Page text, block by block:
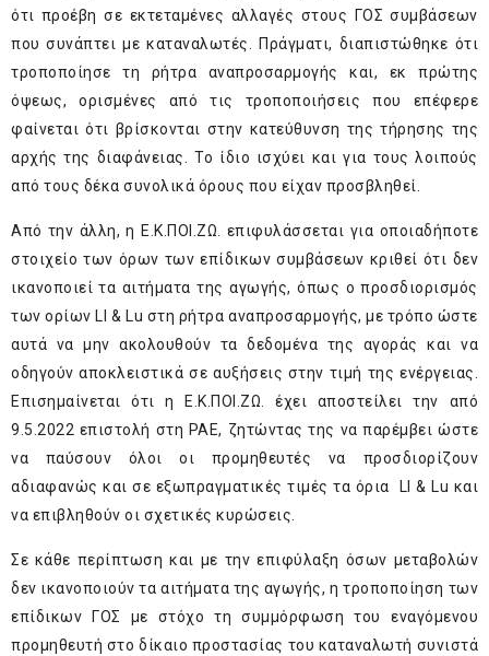
ότι προέβη σε εκτεταμένες αλλαγές στους ΓΟΣ συμβάσεων
που συνάπτει με καταναλωτές. Πράγματι, διαπιστώθηκε ότι
τροποποίησε τη ρήτρα αναπροσαρμογής και, εκ πρώτης
όψεως, ορισμένες από τις τροποποιήσεις που επέφερε
φαίνεται ότι βρίσκονται στην κατεύθυνση της τήρησης της
αρχής της διαφάνειας. Το ίδιο ισχύει και για τους λοιπούς
από τους δέκα συνολικά όρους που είχαν προσβληθεί.
Από την άλλη, η Ε.Κ.ΠΟΙ.ΖΩ. επιφυλάσσεται για οποιαδήποτε
στοιχείο των όρων των επίδικων συμβάσεων κριθεί ότι δεν
ικανοποιεί τα αιτήματα της αγωγής, όπως ο προσδιορισμός
των ορίων Ll & Lu στη ρήτρα αναπροσαρμογής, με τρόπο ώστε
αυτά να μην ακολουθούν τα δεδομένα της αγοράς και να
οδηγούν αποκλειστικά σε αυξήσεις στην τιμή της ενέργειας.
Επισημαίνεται ότι η Ε.Κ.ΠΟΙ.ΖΩ. έχει αποστείλει την από
9.5.2022 επιστολή στη ΡΑΕ, ζητώντας της να παρέμβει ώστε
να παύσουν όλοι οι προμηθευτές να προσδιορίζουν
αδιαφανώς και σε εξωπραγματικές τιμές τα όρια Ll & Lu και
να επιβληθούν οι σχετικές κυρώσεις.
Σε κάθε περίπτωση και με την επιφύλαξη όσων μεταβολών
δεν ικανοποιούν τα αιτήματα της αγωγής, η τροποποίηση των
επίδικων ΓΟΣ με στόχο τη συμμόρφωση του εναγόμενου
προμηθευτή στο δίκαιο προστασίας του καταναλωτή συνιστά